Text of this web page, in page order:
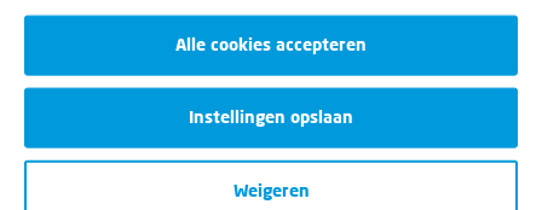
Alle cookies accepteren
Instellingen opslaan
Weigeren